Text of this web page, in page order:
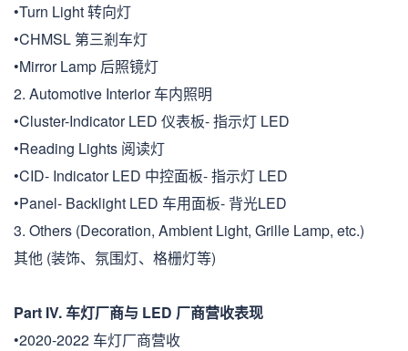
•Turn Light 转向灯
•CHMSL 第三剎车灯
•Mirror Lamp 后照镜灯
2. Automotive Interior 车内照明
•Cluster-Indicator LED 仪表板- 指示灯 LED
•Reading Lights 阅读灯
•CID- Indicator LED 中控面板- 指示灯 LED
•Panel- Backlight LED 车用面板- 背光LED
3. Others (Decoration, Ambient Light, Grille Lamp, etc.)
其他 (装饰、氛围灯、格栅灯等)
Part IV. 车灯厂商与 LED 厂商营收表现
•2020-2022 车灯厂商营收